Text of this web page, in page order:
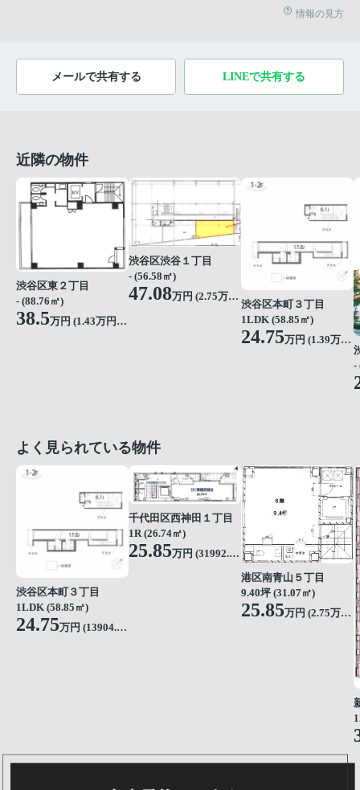
情報の見方
メールで共有する LINEで共有する
近隣の物件
渋谷区東２丁目
- (88.76㎡)
38.5万円 (1.43万円/坪)
渋谷区渋谷１丁目
- (56.58㎡)
47.08万円 (2.75万円/坪)
渋谷区本町３丁目
1LDK (58.85㎡)
24.75万円 (1.39万円/坪)
-
よく見られている物件
渋谷区本町３丁目
1LDK (58.85㎡)
24.75万円 (13904.49円/坪)
千代田区西神田１丁目
1R (26.74㎡)
25.85万円 (31992.57円/坪)
港区南青山５丁目
9.40坪 (31.07㎡)
25.85万円 (2.75万円/坪)